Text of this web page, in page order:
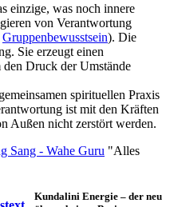
einzige, was noch innere
von Verantwortung
Gruppenbewusstsein). Die
Sie erzeugt einen
Druck der Umstände
spirituellen Praxis
ist mit den Kräften
Außen nicht zerstört werden.
Sang - Wahe Guru "Alles
Kundalini Energie – der neu